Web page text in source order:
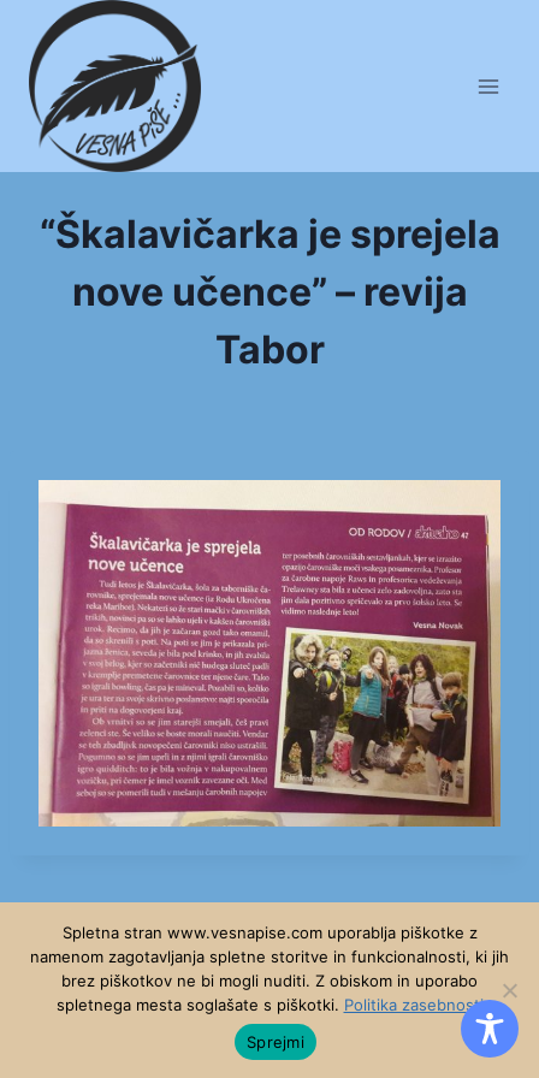
content
“Škalavičarka je sprejela
nove učence” – revija
Tabor
© 2026 - WordPress Theme byKadence WP
Spletna stran www.vesnapise.com uporablja piškotke z
namenom zagotavljanja spletne storitve in funkcionalnosti, ki jih
brez piškotkov ne bi mogli nuditi. Z obiskom in uporabo
spletnega mesta soglašate s piškotki. Politika zasebnosti
Sprejmi